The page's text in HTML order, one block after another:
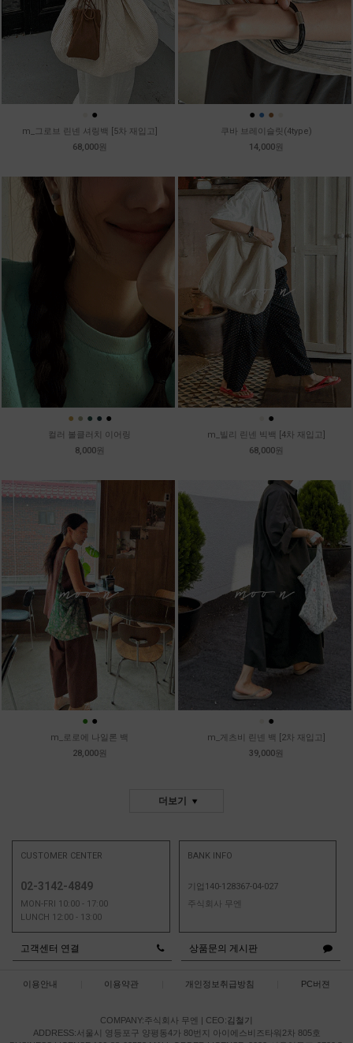
●
m_그로브 린넨 셔링백 [5차 재입고]
68,000원
● ● ●
쿠바 브레이슬릿(4type)
14,000원
● ● ● ● ●
컬러 볼클러치 이어링
8,000원
●
m_빌리 린넨 빅백 [4차 재입고]
68,000원
● ●
m_로로에 나일론 백
28,000원
●
m_게츠비 린넨 백 [2차 재입고]
39,000원
더보기
CUSTOMER CENTER
02-3142-4849
MON-FRI 10:00 - 17:00
LUNCH 12:00 - 13:00
BANK INFO
기업140-128367-04-027
주식회사 무엔
고객센터 연결 상품문의 게시판
이용안내 이용약관 개인정보취급방침 PC버젼
COMPANY:주식회사 무엔 | CEO:김철기
ADDRESS:서울시 영등포구 양평동4가 80번지 아이에스비즈타워2차 805호